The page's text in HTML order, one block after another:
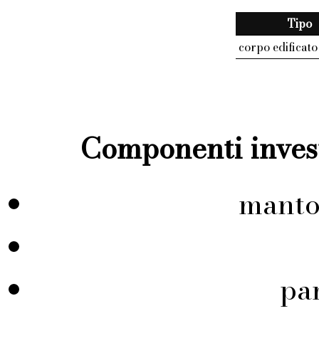
Tipo
corpo edificato
Componenti